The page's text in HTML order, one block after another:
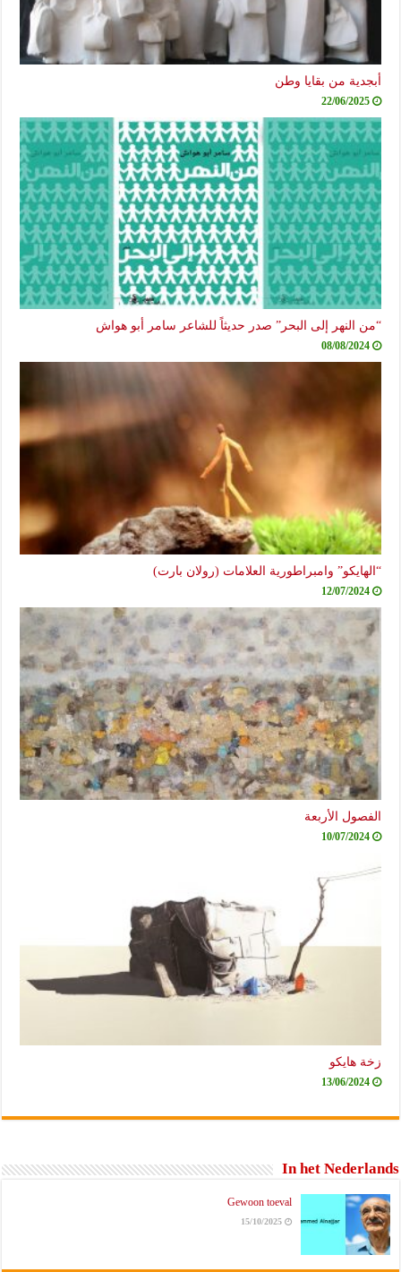
أبجدية من بقايا وطن
22/06/2025
“من النهر إلى البحر” صدر حديثاً للشاعر سامر أبو هواش
08/08/2024
“الهايكو” وامبراطورية العلامات (رولان بارت)
12/07/2024
الفصول الأربعة
10/07/2024
زخة هايكو
13/06/2024
In het Nederlands
Gewoon toeval
15/10/2025